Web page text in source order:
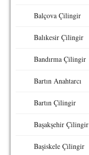
Balçova Çilingir
Balıkesir Çilingir
Bandırma Çilingir
Bartın Anahtarcı
Bartın Çilingir
Başakşehir Çilingir
Başiskele Çilingir